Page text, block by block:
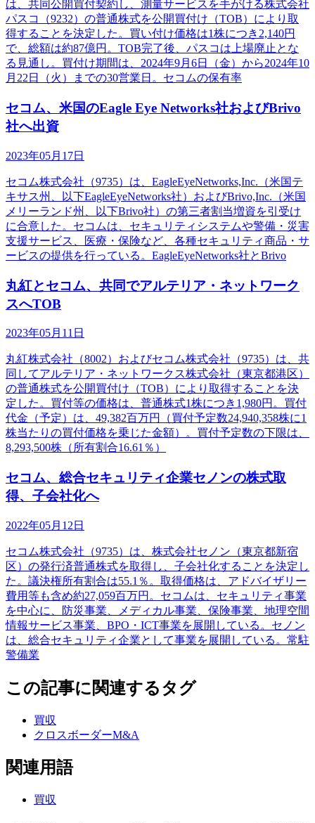
は、共同公開買付契約し、測量サービスを手がける株式会社
パスコ（9232）の普通株式を公開買付け（TOB）により取
得することを決定した。買い付け価格は1株につき2,140円
で、総額は約87億円。TOB完了後、パスコは上場廃止とな
る見通し。買付け期間は、2024年9月6日（金）から2024年10
月22日（火）までの30営業日。セコムの保有率
セコム、米国のEagle Eye Networks社およびBrivo
社へ出資
2023年05月17日
セコム株式会社（9735）は、EagleEyeNetworks,Inc.（米国テ
キサス州、以下EagleEyeNetworks社）およびBrivo,Inc.（米国
メリーランド州、以下Brivo社）の第三者割当増資を引受け
に合意した。セコムは、セキュリティシステムや警備・災害
支援サービス、医療・保険など、各種セキュリティ商品・サ
ービスの提供を行っている。EagleEyeNetworks社とBrivo
丸紅とセコム、共同でアルテリア・ネットワーク
スへTOB
2023年05月11日
丸紅株式会社（8002）およびセコム株式会社（9735）は、共
同してアルテリア・ネットワークス株式会社（東京都港区）
の普通株式を公開買付け（TOB）により取得することを決
定した。買付等の価格は、普通株式1株につき1,980円。買付
代金（予定）は、49,382百万円（買付予定数24,940,358株に1
株当たりの買付価格を乗じた金額）。買付予定数の下限は、
8,293,500株（所有割合16.61％）
セコム、総合セキュリティ企業セノンの株式取
得、子会社化へ
2022年05月12日
セコム株式会社（9735）は、株式会社セノン（東京都新宿
区）の発行済普通株式を取得し、子会社化することを決定し
た。議決権所有割合は55.1％。取得価格は、アドバイザリー
費用等も含め約27,059百万円。セコムは、セキュリティ事業
を中心に、防災事業、メディカル事業、保険事業、地理空間
情報サービス事業、BPO・ICT事業を展開している。セノン
は、総合セキュリティ企業として事業を展開している。常駐
警備業
この記事に関連するタグ
買収
クロスボーダーM&A
関連用語
買収